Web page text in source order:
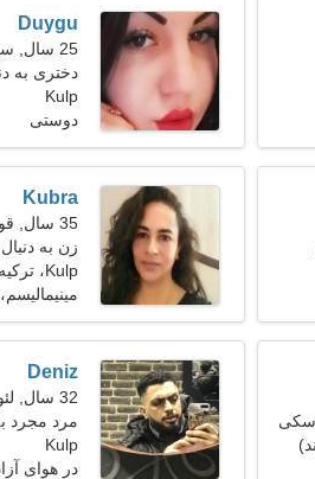
Duygu
25 سال, سرطان
دختری به
Kulp
دوستی
Kubra
35 سال, قوس
زن به دنبال
Kulp، ترکیه
Deniz
32 سال, لئو
مرد مجرد به
Kulp
در هوای